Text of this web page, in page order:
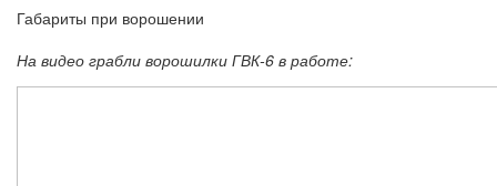
Габариты при ворошении
На видео грабли ворошилки ГВК-6 в работе: